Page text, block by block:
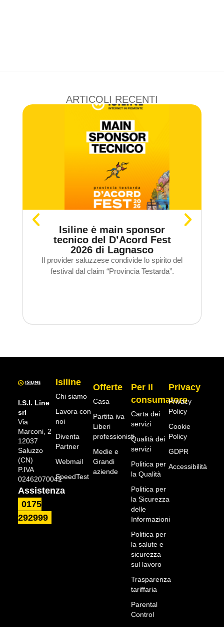
ARTICOLI RECENTI
Isiline è main sponsor
tecnico del D’Acord Fest
2026 di Lagnasco
Il provider saluzzese condivide lo spirito del
festival dal claim “Provincia Testarda”.
I.S.I. Line
srl
Via
Marconi, 2
12037
Saluzzo
(CN)
P.IVA
02462070042
Assistenza
0175
292999
Isiline
Chi siamo
Lavora con
noi
Diventa
Partner
Webmail
SpeedTest
Offerte
Casa
Partita iva
Liberi
professionisti
Medie e
Grandi
aziende
Per il
consumatore
Carta dei
servizi
Qualità dei
servizi
Politica per
la Qualità
Politica per
la Sicurezza
delle
Informazioni
Politica per
la salute e
sicurezza
sul lavoro
Trasparenza
tariffaria
Parental
Control
Privacy
Privacy
Policy
Cookie
Policy
GDPR
Accessibilità